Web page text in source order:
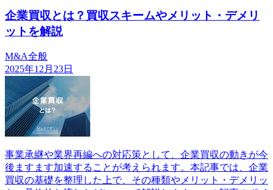
企業買収とは？買収スキームやメリット・デメリ
ットを解説
M&A全般
2025年12月23日
事業承継や業界再編への対応策として、企業買収の動きが今
後ますます加速することが考えられます。本記事では、企業
買収の基礎を整理した上で、その種類やメリット・デメリッ